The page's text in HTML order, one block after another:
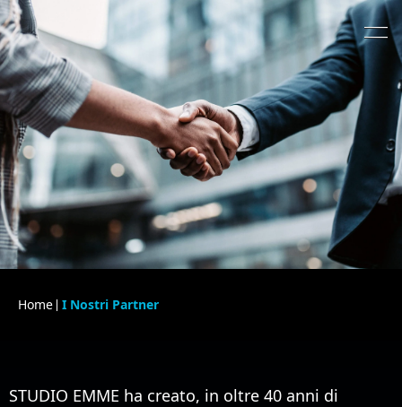
Home I Nostri Partner
STUDIO EMME ha creato, in oltre 40 anni di